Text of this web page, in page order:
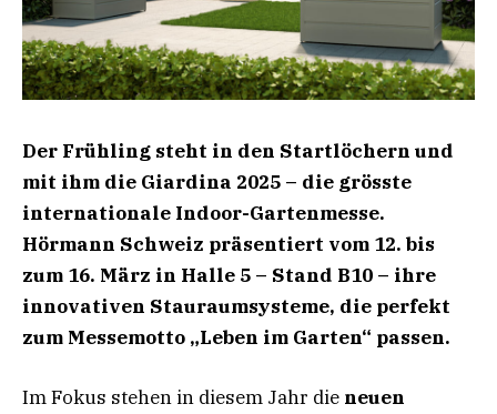
Der Frühling steht in den Startlöchern und
mit ihm die Giardina 2025 – die grösste
internationale Indoor-Gartenmesse.
Hörmann Schweiz präsentiert vom 12. bis
zum 16. März in Halle 5 – Stand B10 – ihre
innovativen Stauraumsysteme, die perfekt
zum Messemotto „Leben im Garten“ passen.
Im Fokus stehen in diesem Jahr die neuen